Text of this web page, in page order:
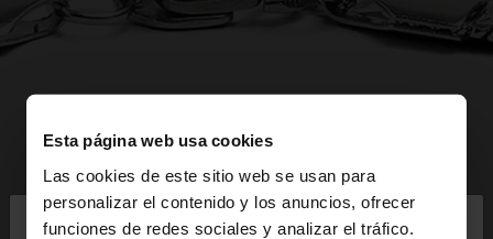
Esta página web usa cookies
Las cookies de este sitio web se usan para
personalizar el contenido y los anuncios, ofrecer
funciones de redes sociales y analizar el tráfico.
hola